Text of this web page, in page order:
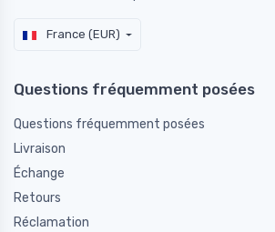
France (EUR)
Questions fréquemment posées
Questions fréquemment posées
Livraison
Échange
Retours
Réclamation